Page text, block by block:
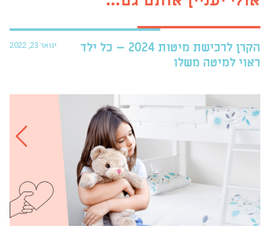
ינואר 23, 2022
הקרן לרכישת מיטות 2024 – כל ילד
ראוי למיטה משלו